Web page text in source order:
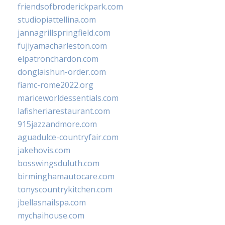
friendsofbroderickpark.com
studiopiattellina.com
jannagrillspringfield.com
fujiyamacharleston.com
elpatronchardon.com
donglaishun-order.com
fiamc-rome2022.org
mariceworldessentials.com
lafisheriarestaurant.com
915jazzandmore.com
aguadulce-countryfair.com
jakehovis.com
bosswingsduluth.com
birminghamautocare.com
tonyscountrykitchen.com
jbellasnailspa.com
mychaihouse.com